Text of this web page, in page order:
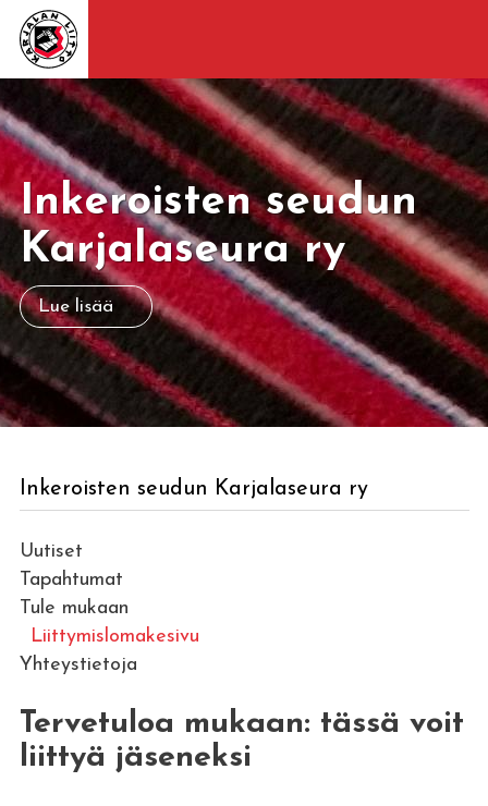
Inkeroisten seudun
Karjalaseura ry
Lue lisää
Inkeroisten seudun Karjalaseura ry
Uutiset
Tapahtumat
Tule mukaan
Liittymislomakesivu
Yhteystietoja
Tervetuloa mukaan: tässä voit
liittyä jäseneksi